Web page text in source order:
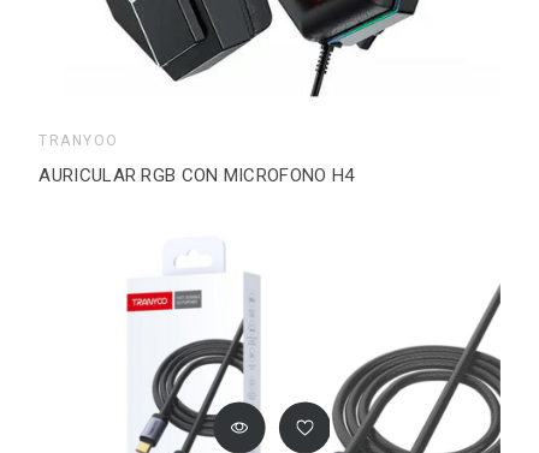
TRANYOO
AURICULAR RGB CON MICROFONO H4